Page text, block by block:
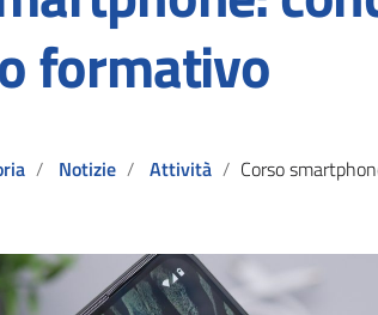
formativo
Notizie Attività Corso smartphone: conclusione del